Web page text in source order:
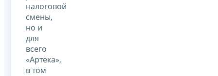
налоговой
смены,
но и
для
всего
«Артека»,
в том